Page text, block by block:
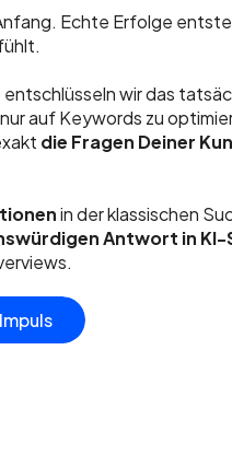
Echte Erfolge
fühlt.
entschlüsseln wir das
auf Keywords zu
die Fragen Deiner
in der klassischen
Antwort in KI-